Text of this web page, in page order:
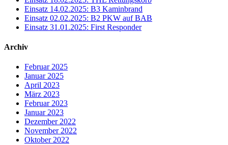
Einsatz 14.02.2025: B3 Kaminbrand
Einsatz 02.02.2025: B2 PKW auf BAB
Einsatz 31.01.2025: First Responder
Archiv
Februar 2025
Januar 2025
April 2023
März 2023
Februar 2023
Januar 2023
Dezember 2022
November 2022
Oktober 2022